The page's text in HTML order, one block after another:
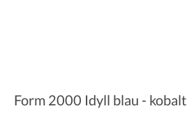
Form 2000 Idyll blau - kobalt